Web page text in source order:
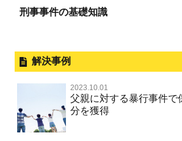
業務妨害
淫行・援助交際
公然わいせつ，わいせつ
行勧誘罪
児童ポルノ・リベンジポ
危険ドラッグ
危険運転行為等
ネット犯罪
無実・無罪を証明してほしい
示談で解決してほしい
執行猶予にしてほしい
事件別－暴力事件
過失致死・過失傷害
器物損壊
脅迫・強要
業務妨害罪
性犯罪 TOP
淫行・援助交際（児童買春、淫行条例
不同意性交等罪（旧 強制性交等罪，準
監護者性交等罪
事件別－財産犯
財産犯 TOP
横領 背任
事件別－薬物事件
薬物事件 TOP
事件別－交通違反・交通事故
刑事事件の基礎知識
刑事裁判の概要・手続
公務員の逮捕・刑事事件
控訴・上告
国選弁護士と私選弁護士の違い
解決事例
2023.10.01
父親に対する暴行事件で
分を獲得